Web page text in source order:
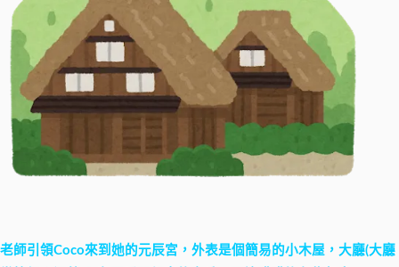
老師引領Coco來到她的元辰宮，外表是個簡易的小木屋，大廳(大廳